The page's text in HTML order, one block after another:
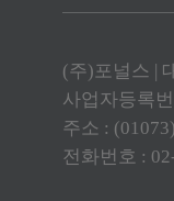
(주)포널스 |
사업자등록
주소 :
전화번호 :